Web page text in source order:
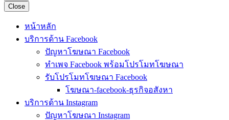
Close
หน้าหลัก
บริการด้าน Facebook
ปัญหาโฆษณา Facebook
ทำเพจ Facebook พร้อมโปรโมทโฆษณา
รับโปรโมทโฆษณา Facebook
โฆษณา-facebook-ธุรกิจอสังหา
บริการด้าน Instagram
ปัญหาโฆษณา Instagram